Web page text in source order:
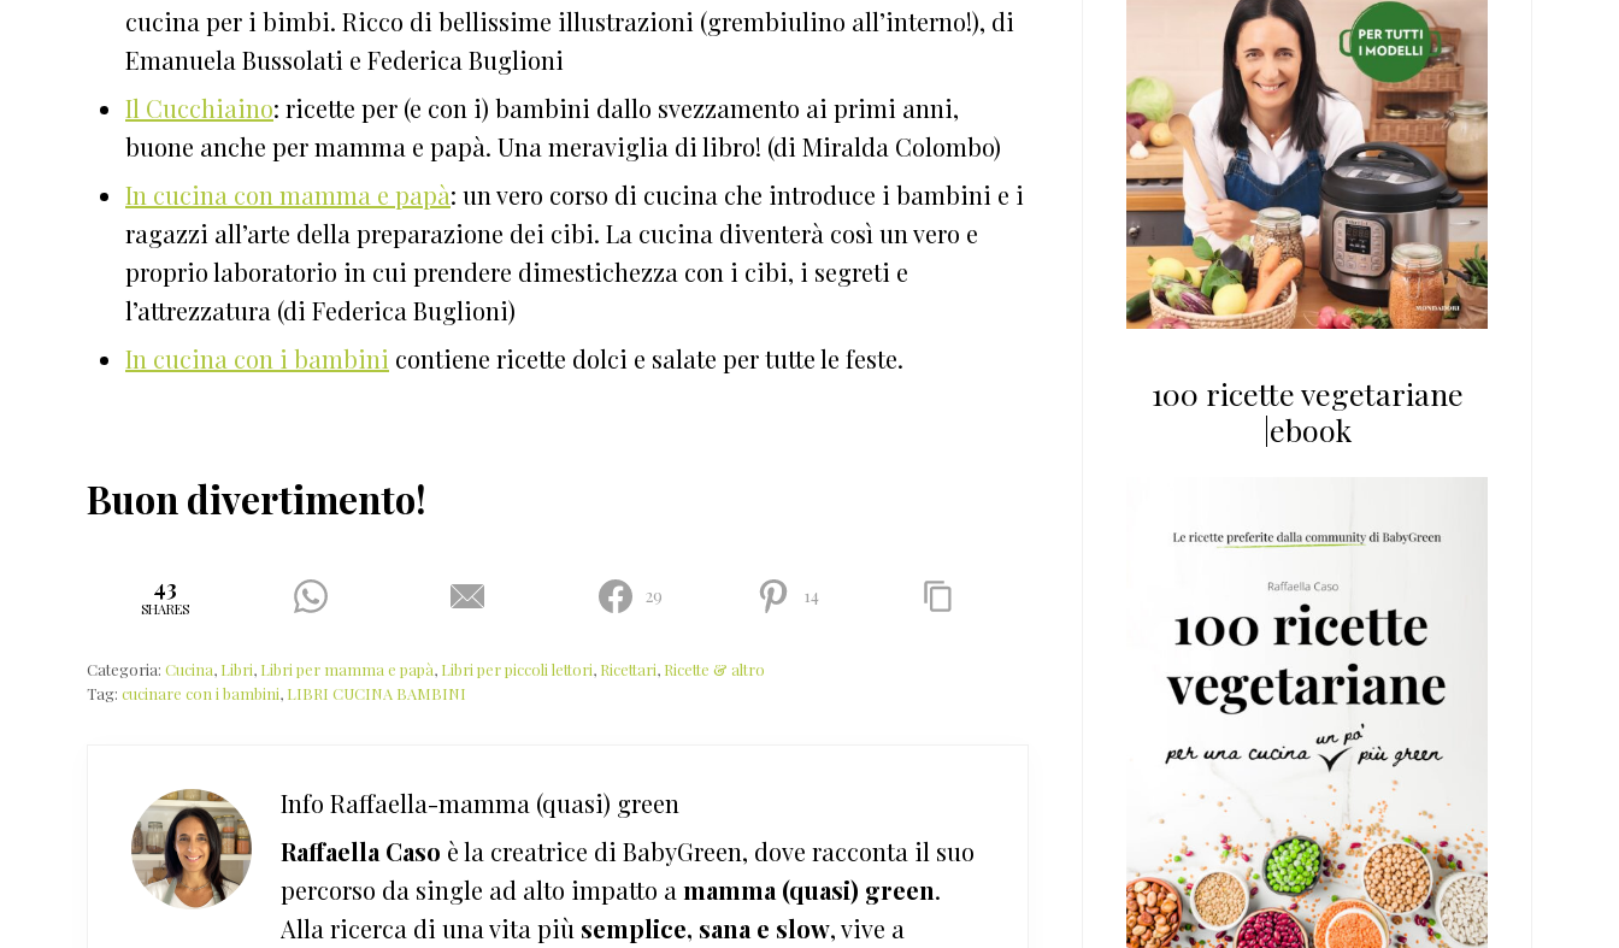
cucina per i bimbi. Ricco di bellissime illustrazioni (grembiulino all’interno!), di
Emanuela Bussolati e Federica Buglioni
Il Cucchiaino: ricette per (e con i) bambini dallo svezzamento ai primi anni,
buone anche per mamma e papà. Una meraviglia di libro! (di Miralda Colombo)
In cucina con mamma e papà: un vero corso di cucina che introduce i bambini e i
ragazzi all’arte della preparazione dei cibi. La cucina diventerà così un vero e
proprio laboratorio in cui prendere dimestichezza con i cibi, i segreti e
l’attrezzatura (di Federica Buglioni)
In cucina con i bambini contiene ricette dolci e salate per tutte le feste.
Buon divertimento!
43
SHARES
29 14
Categoria: Cucina, Libri, Libri per mamma e papà, Libri per piccoli lettori, Ricettari, Ricette & altro
Tag: cucinare con i bambini, LIBRI CUCINA BAMBINI
Info Raffaella-mamma (quasi) green
Raffaella Caso è la creatrice di BabyGreen, dove racconta il suo
percorso da single ad alto impatto a mamma (quasi) green.
Alla ricerca di una vita più semplice, sana e slow, vive a
100 ricette vegetariane
|ebook